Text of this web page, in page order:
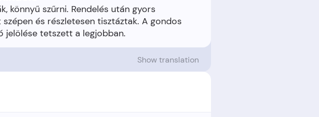
könnyű szűrni. Rendelés után gyors
és részletesen tisztáztak. A gondos
Show translation